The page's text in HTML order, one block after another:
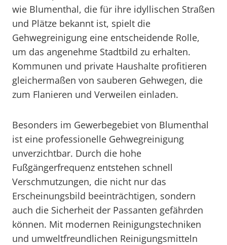
wie Blumenthal, die für ihre idyllischen Straßen
und Plätze bekannt ist, spielt die
Gehwegreinigung eine entscheidende Rolle,
um das angenehme Stadtbild zu erhalten.
Kommunen und private Haushalte profitieren
gleichermaßen von sauberen Gehwegen, die
zum Flanieren und Verweilen einladen.
Besonders im Gewerbegebiet von Blumenthal
ist eine professionelle Gehwegreinigung
unverzichtbar. Durch die hohe
Fußgängerfrequenz entstehen schnell
Verschmutzungen, die nicht nur das
Erscheinungsbild beeinträchtigen, sondern
auch die Sicherheit der Passanten gefährden
können. Mit modernen Reinigungstechniken
und umweltfreundlichen Reinigungsmitteln